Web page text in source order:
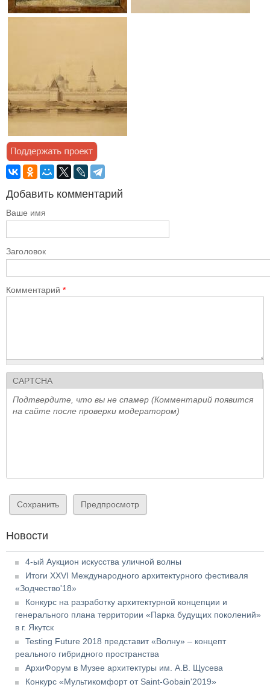
Добавить комментарий
Ваше имя
Заголовок
Комментарий *
CAPTCHA
Подтвердите, что вы не спамер (Комментарий появится
на сайте после проверки модератором)
Новости
4-ый Аукцион искусства уличной волны
Итоги XXVI Международного архитектурного фестиваля
«Зодчество'18»
Конкурс на разработку архитектурной концепции и
генерального плана территории «Парка будущих поколений»
в г. Якутск
Testing Future 2018 представит «Волну» – концепт
реального гибридного пространства
АрхиФорум в Музее архитектуры им. А.В. Щусева
Конкурс «Мультикомфорт от Saint-Gobain'2019»